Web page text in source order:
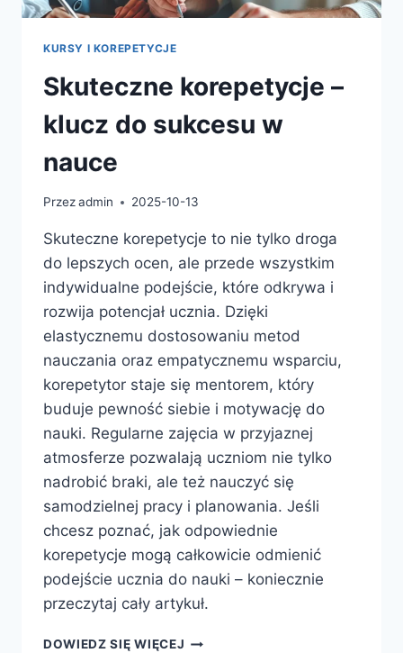
KURSY I KOREPETYCJE
Skuteczne korepetycje –
klucz do sukcesu w
nauce
Przezadmin 2025-10-13
Skuteczne korepetycje to nie tylko droga
do lepszych ocen, ale przede wszystkim
indywidualne podejście, które odkrywa i
rozwija potencjał ucznia. Dzięki
elastycznemu dostosowaniu metod
nauczania oraz empatycznemu wsparciu,
korepetytor staje się mentorem, który
buduje pewność siebie i motywację do
nauki. Regularne zajęcia w przyjaznej
atmosferze pozwalają uczniom nie tylko
nadrobić braki, ale też nauczyć się
samodzielnej pracy i planowania. Jeśli
chcesz poznać, jak odpowiednie
korepetycje mogą całkowicie odmienić
podejście ucznia do nauki – koniecznie
przeczytaj cały artykuł.
DOWIEDZ SIĘ WIĘCEJ SKUTECZNE